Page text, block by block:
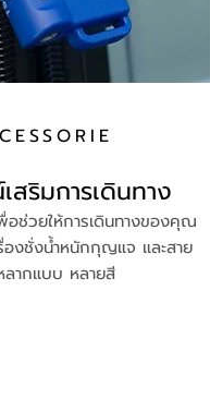
ริมการเดินทาง
ช่วยให้การเดินทางของคุณ
องชั่งน้ำหนักกุญแจ และสาย
ลากแบบ หลายสี